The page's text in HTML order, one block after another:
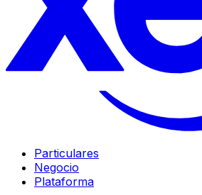
Particulares
Negocio
Plataforma